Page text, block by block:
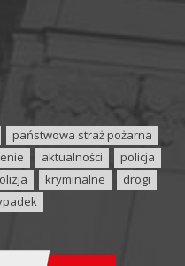
państwowa straż pożarna
aktualności
policja
kryminalne
drogi